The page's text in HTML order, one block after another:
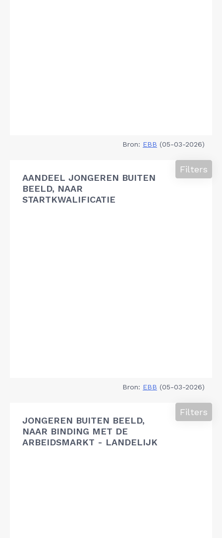
Bron: EBB (05-03-2026)
AANDEEL JONGEREN BUITEN
BEELD, NAAR
STARTKWALIFICATIE
Filters
Bron: EBB (05-03-2026)
JONGEREN BUITEN BEELD,
NAAR BINDING MET DE
ARBEIDSMARKT - LANDELIJK
Filters